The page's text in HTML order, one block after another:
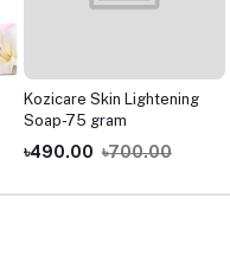
Kozicare Skin Lightening
Soap-75 gram
৳490.00 ৳700.00